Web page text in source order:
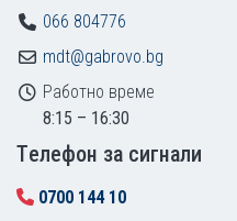
066 804776
mdt@gabrovo.bg
Работно време
8:15 – 16:30
Tелефон за сигнали
0700 144 10